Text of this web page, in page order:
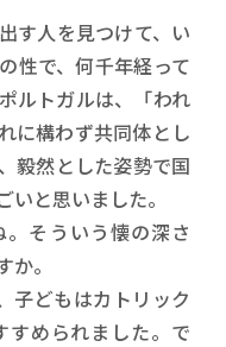
す人を見つけて、い
性で、何千年経って
ルトガルは、「われ
に構わず共同体とし
毅然とした姿勢で国
と思いました。
そういう懐の深さ
。
子どもはカトリック
すめられました。で